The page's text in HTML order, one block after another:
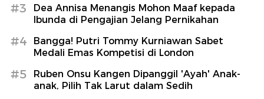
#3
Dea Annisa Menangis Mohon Maaf kepada
Ibunda di Pengajian Jelang Pernikahan
#4
Bangga! Putri Tommy Kurniawan Sabet
Medali Emas Kompetisi di London
#5
Ruben Onsu Kangen Dipanggil 'Ayah' Anak-
anak, Pilih Tak Larut dalam Sedih